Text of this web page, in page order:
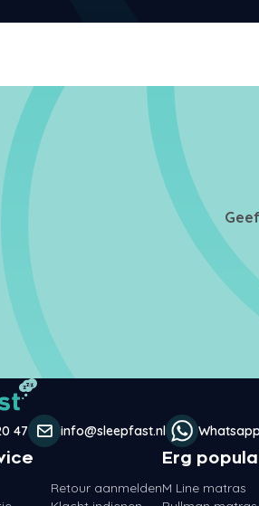
47 info@sleepfast.nl Whatsapp
Retour aanmelden
Erg
M Line matras